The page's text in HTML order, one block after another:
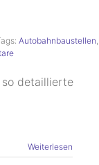
Autobahnbaustellen,
so detaillierte
Weiterlesen